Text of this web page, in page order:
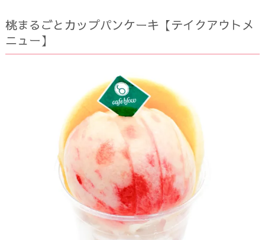
桃まるごとカップパンケーキ【テイクアウトメ
ニュー】